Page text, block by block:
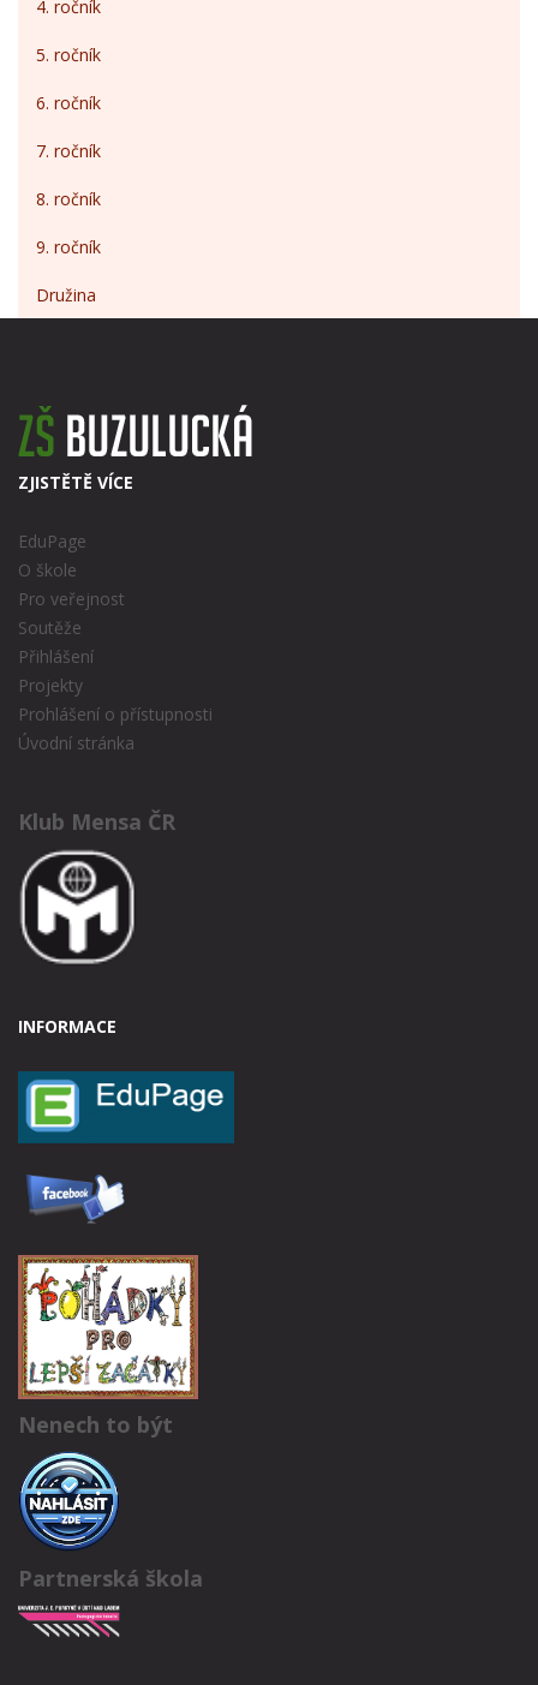
4. ročník
5. ročník
6. ročník
7. ročník
8. ročník
9. ročník
Družina
ZJISTĚTĚ VÍCE
EduPage
O škole
Pro veřejnost
Soutěže
Přihlášení
Projekty
Prohlášení o přístupnosti
Úvodní stránka
Klub Mensa ČR
INFORMACE
Nenech to být
Partnerská škola